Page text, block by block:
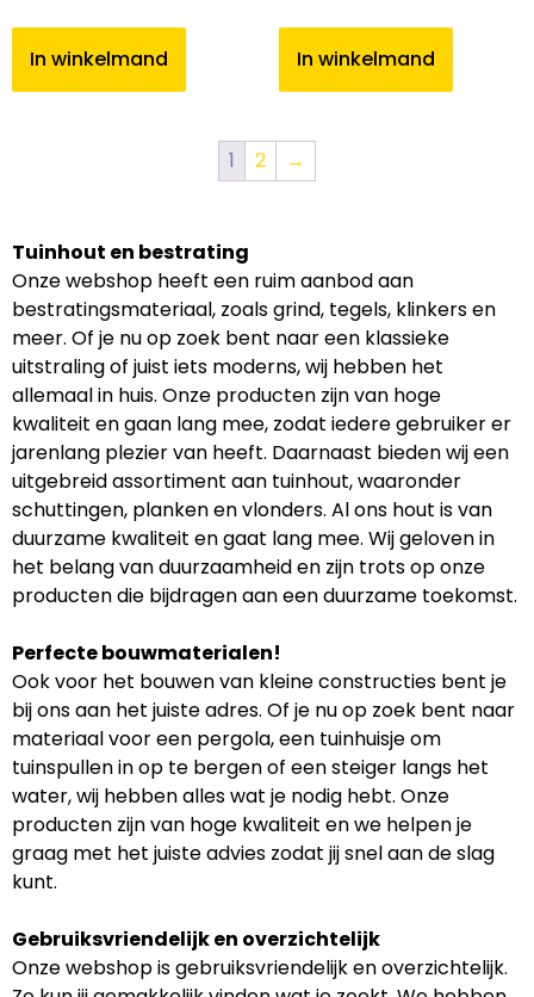
In winkelmand In winkelmand
1 2 →
Tuinhout en bestrating
Onze webshop heeft een ruim aanbod aan
bestratingsmateriaal, zoals grind, tegels, klinkers en
meer. Of je nu op zoek bent naar een klassieke
uitstraling of juist iets moderns, wij hebben het
allemaal in huis. Onze producten zijn van hoge
kwaliteit en gaan lang mee, zodat iedere gebruiker er
jarenlang plezier van heeft. Daarnaast bieden wij een
uitgebreid assortiment aan tuinhout, waaronder
schuttingen, planken en vlonders. Al ons hout is van
duurzame kwaliteit en gaat lang mee. Wij geloven in
het belang van duurzaamheid en zijn trots op onze
producten die bijdragen aan een duurzame toekomst.
Perfecte bouwmaterialen!
Ook voor het bouwen van kleine constructies bent je
bij ons aan het juiste adres. Of je nu op zoek bent naar
materiaal voor een pergola, een tuinhuisje om
tuinspullen in op te bergen of een steiger langs het
water, wij hebben alles wat je nodig hebt. Onze
producten zijn van hoge kwaliteit en we helpen je
graag met het juiste advies zodat jij snel aan de slag
kunt.
Gebruiksvriendelijk en overzichtelijk
Onze webshop is gebruiksvriendelijk en overzichtelijk.